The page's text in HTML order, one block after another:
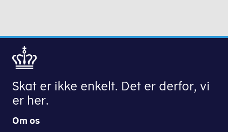
Skat er ikke enkelt. Det er derfor, vi
er her.
Om os